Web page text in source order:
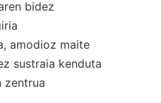
bidez
amodioz maite
sustraia kenduta
zentrua